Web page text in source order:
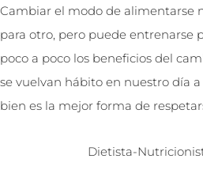
Cambiar el modo de alimentarse
para otro, pero puede entrenarse
poco a poco los beneficios del
se vuelvan hábito en nuestro día
bien es la mejor forma de
Dietista-